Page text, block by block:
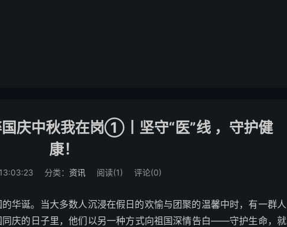
庆中秋我在岗①丨坚守“医”线 ，守护健
康！
分类： 资讯 阅读(1) 评论(0)
华诞。当大多数人沉浸在假日的欢愉与团聚的温馨中时，有一群人
庆的日子里，他们以另一种方式向祖国深情告白——守护生命，就